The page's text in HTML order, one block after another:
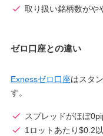
取り扱い銘柄数がや
ゼロ口座との違い
Exnessゼロ口座はスタ
す。
スプレッドがほぼ
1ロットあたり$0.2